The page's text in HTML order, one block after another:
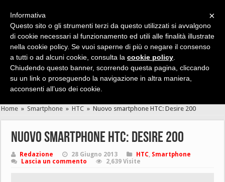
Cerca velocemente news, recensioni, guide, app, giochi ...
Home » Smartphone » HTC » Nuovo smartphone HTC: Desire 200
Nuovo smartphone HTC: Desire 200
Redazione 28 Giugno 2013 HTC, Smartphone
Lascia un commento
2,639 Visite
×
Informativa
Questo sito o gli strumenti terzi da questo utilizzati si avvalgono
di cookie necessari al funzionamento ed utili alle finalità illustrate
nella cookie policy. Se vuoi saperne di più o negare il consenso
a tutti o ad alcuni cookie, consulta la cookie policy
Chiudendo questo banner, scorrendo questa pagina, cliccando
su un link o proseguendo la navigazione in altra maniera,
acconsenti all’uso dei cookie.